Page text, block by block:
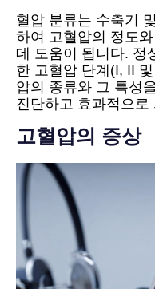
혈압 분류는 수축기
하여 고혈압의 정도
데 도움이 됩니다. 정
한 고혈압 단계(I, II
압의 종류와 그 특성
진단하고 효과적으
고혈압의 증상